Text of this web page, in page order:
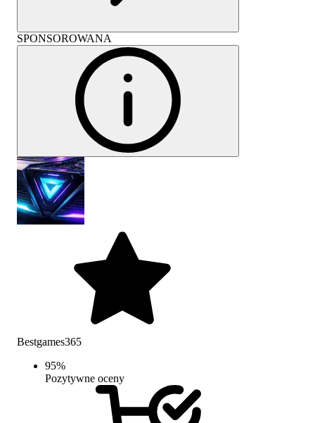
SPONSOROWANA
Bestgames365
95%
Pozytywne oceny